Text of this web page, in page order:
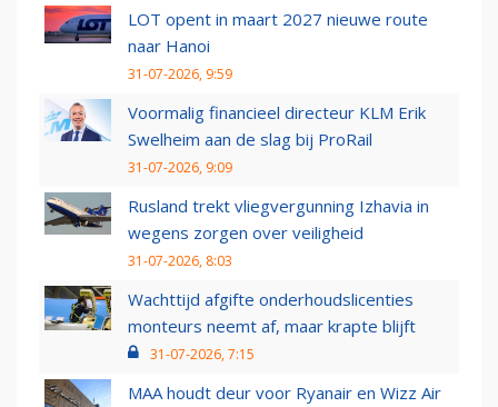
LOT opent in maart 2027 nieuwe route
naar Hanoi
31-07-2026, 9:59
Voormalig financieel directeur KLM Erik
Swelheim aan de slag bij ProRail
31-07-2026, 9:09
Rusland trekt vliegvergunning Izhavia in
wegens zorgen over veiligheid
31-07-2026, 8:03
Wachttijd afgifte onderhoudslicenties
monteurs neemt af, maar krapte blijft
31-07-2026, 7:15
MAA houdt deur voor Ryanair en Wizz Air